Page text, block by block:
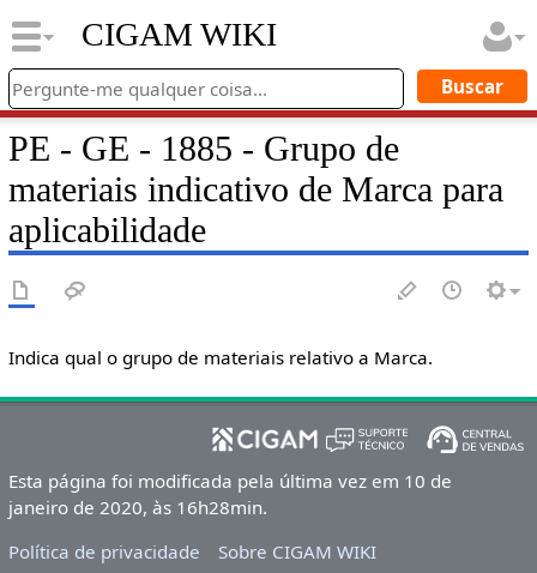
CIGAM WIKI
PE - GE - 1885 - Grupo de
materiais indicativo de Marca para
aplicabilidade
Indica qual o grupo de materiais relativo a Marca.
Esta página foi modificada pela última vez em 10 de
janeiro de 2020, às 16h28min.
Política de privacidade
Sobre CIGAM WIKI